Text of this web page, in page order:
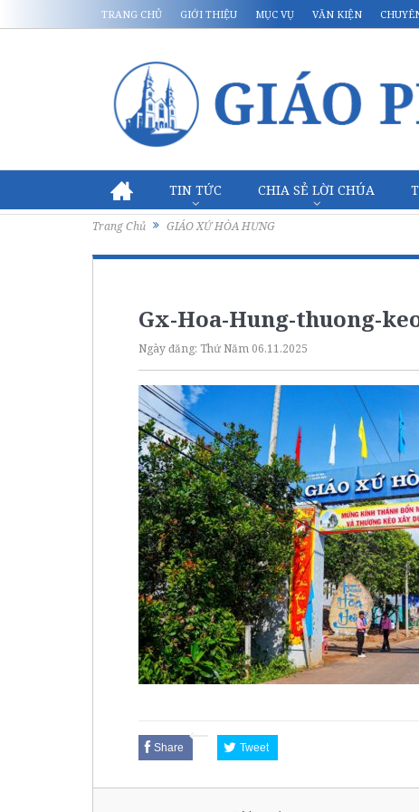
TRANG CHỦ GIỚI THIỆU MỤC VỤ VĂN KIỆN
TIN TỨC CHIA SẺ LỜI CHÚA
Trang Chủ GIÁO XỨ HÒA HƯNG
Gx-Hoa-Hung-thuong-
Ngày đăng: Thứ Năm 06.11.2025
Share Tweet